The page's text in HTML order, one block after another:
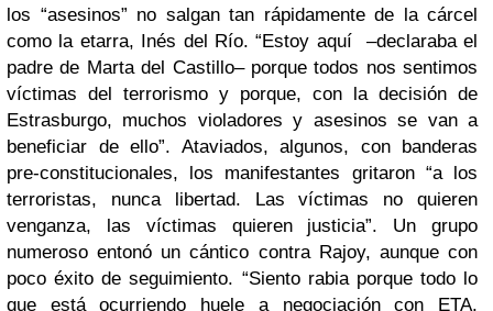
los “asesinos” no salgan tan rápidamente de la cárcel
como la etarra, Inés del Río. “Estoy aquí
–declaraba el
padre de Marta del Castillo– porque todos nos sentimos
víctimas del terrorismo y porque, con la decisión de
Estrasburgo, muchos violadores y asesinos se van a
beneficiar de ello”. Ataviados, algunos, con banderas
pre-constitucionales, los manifestantes gritaron “a los
terroristas, nunca libertad. Las víctimas no quieren
venganza, las víctimas quieren justicia”. Un grupo
numeroso entonó un cántico contra Rajoy, aunque con
poco éxito de seguimiento. “Siento rabia porque todo lo
que está ocurriendo huele a negociación con ETA.